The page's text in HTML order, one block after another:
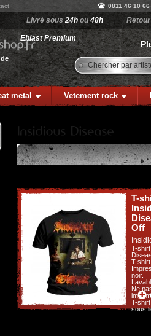
Chercher par
0811 46 10 66
Livré sous24h ou48h
Eblast Premium
metal Vetement rock
T-
Off
T-
T-
noir.
Ne
T-
sous